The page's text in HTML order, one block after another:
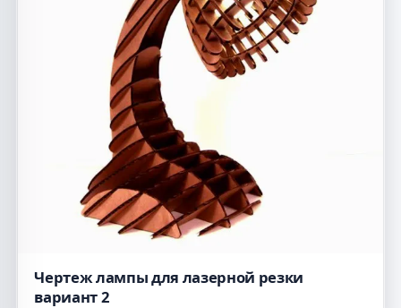
Чертеж лампы для лазерной резки
вариант 2